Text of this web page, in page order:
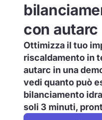
con autarc
Ottimizza il tuo
riscaldamento in
autarc in una
vedi quanto può
bilanciamento
soli 3 minuti,